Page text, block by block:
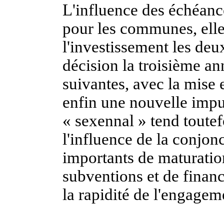
L'influence des
pour les communes,
l'investissement les
décision la troisième
suivantes, avec la mise
enfin une nouvelle
« sexennal » tend
l'influence de la
importants de
subventions et de
la rapidité de